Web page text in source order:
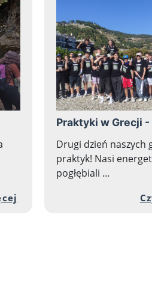
Praktyki w Grecji -
Przejdź do pełnej
Praktyki w Grecji -
Drugi dzień naszych
praktyk! Nasi
pogłębiali ...